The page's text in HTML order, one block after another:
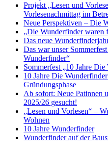
Projekt „Lesen und
Vorlesenachmittag im
Neue Perspektiven – Die
„Die Wunderfinder waren
Das neue
Das war unser
Wunderfinder“
Sommerfest „10 Jahre
10 Jahre Die
Gründungsphase
Ab sofort: Neue Patinnen
2025/26 gesucht!
„Lesen und Vorlesen“ –
Wohnen
10 Jahre Wunderfinder
Wunderfinder auf der